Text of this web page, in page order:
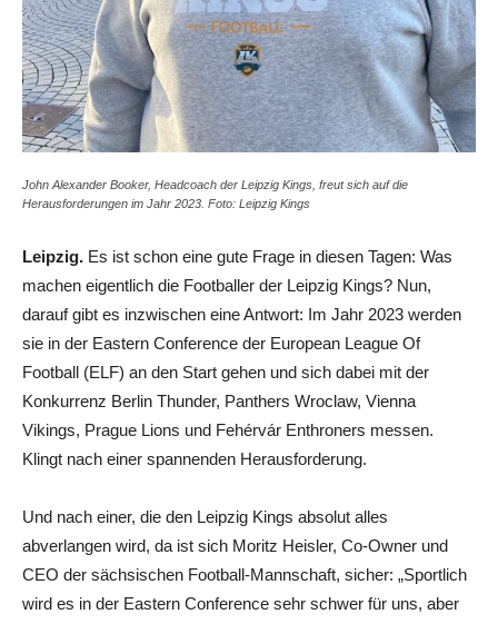
John Alexander Booker, Headcoach der Leipzig Kings, freut sich auf die
Herausforderungen im Jahr 2023. Foto: Leipzig Kings
Leipzig. Es ist schon eine gute Frage in diesen Tagen: Was
machen eigentlich die Footballer der Leipzig Kings? Nun,
darauf gibt es inzwischen eine Antwort: Im Jahr 2023 werden
sie in der Eastern Conference der European League Of
Football (ELF) an den Start gehen und sich dabei mit der
Konkurrenz Berlin Thunder, Panthers Wroclaw, Vienna
Vikings, Prague Lions und Fehérvár Enthroners messen.
Klingt nach einer spannenden Herausforderung.
Und nach einer, die den Leipzig Kings absolut alles
abverlangen wird, da ist sich Moritz Heisler, Co-Owner und
CEO der sächsischen Football-Mannschaft, sicher: „Sportlich
wird es in der Eastern Conference sehr schwer für uns, aber